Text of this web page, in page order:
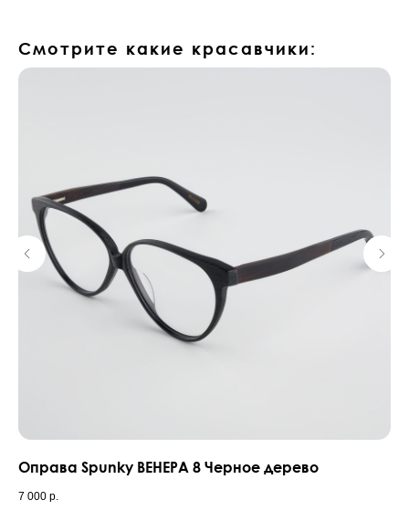
Смотрите какие красавчики:
Оправа Spunky ВЕНЕРА 8 Черное дерево
7 000 р.